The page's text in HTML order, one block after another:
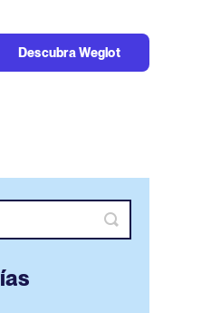
Descubra Weglot
Alternar
búsqueda